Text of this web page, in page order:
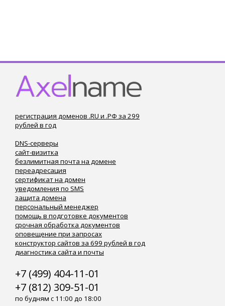
регистрация доменов .RU и .РФ за 299
рублей в год
DNS-серверы
сайт-визитка
безлимитная почта на домене
переадресация
сертификат на домен
уведомления по SMS
защита домена
персональный менеджер
помощь в подготовке документов
срочная обработка документов
оповещение при запросах
конструктор сайтов за 699 рублей в год
диагностика сайта и почты
+7 (499) 404-11-01
+7 (812) 309-51-01
по будням с 11:00 до 18:00